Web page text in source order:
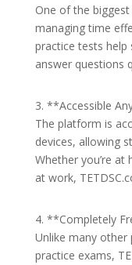
One of the
managing time
practice tests
answer questions
3. **Accessible
The platform is
devices, allowing
Whether you’re
at work,
4. **Completely
Unlike many
practice exams,